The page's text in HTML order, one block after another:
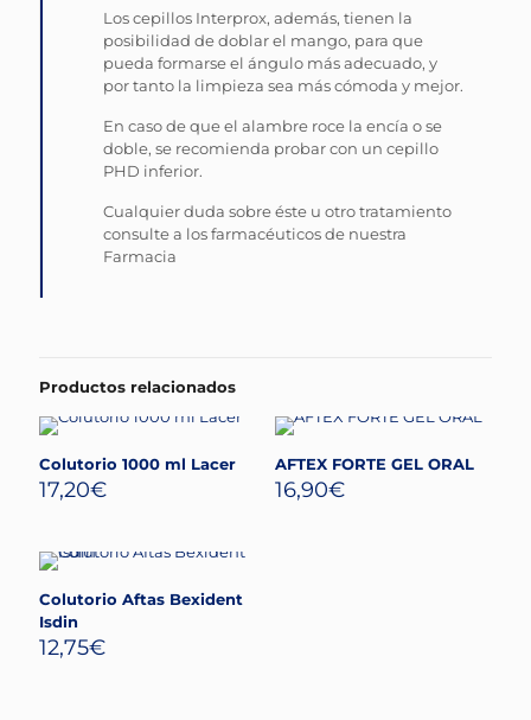
Los cepillos Interprox, además, tienen la
posibilidad de doblar el mango, para que
pueda formarse el ángulo más adecuado, y
por tanto la limpieza sea más cómoda y mejor.
En caso de que el alambre roce la encía o se
doble, se recomienda probar con un cepillo
PHD inferior.
Cualquier duda sobre éste u otro tratamiento
consulte a los farmacéuticos de nuestra
Farmacia
Productos relacionados
Colutorio 1000 ml Lacer
17,20€
AFTEX FORTE GEL ORAL
16,90€
Colutorio Aftas Bexident
Isdin
12,75€